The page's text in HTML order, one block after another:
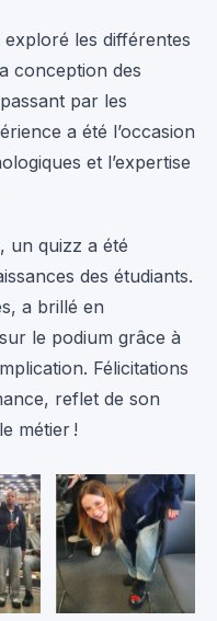
les différentes
conception des
par les
a été l’occasion
et l’expertise
un quizz a été
des étudiants.
a brillé en
le podium grâce à
Félicitations
reflet de son
métier !